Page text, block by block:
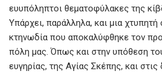
ευυπόληπτοι θεματοφύλακες της
Υπάρχει, παράλληλα, και μια
κτηνωδία που αποκαλύφθηκε τον
πόλη μας. Όπως και στην υπόθεση
ευγηρίας, της Αγίας Σκέπης, και